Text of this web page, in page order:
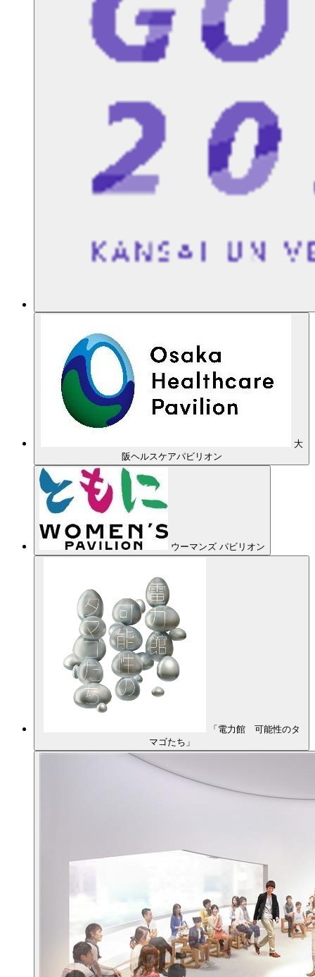
大
阪ヘルスケアパビリオン
ウーマンズ パビリオン
「電力館 可能性のタ
マゴたち」